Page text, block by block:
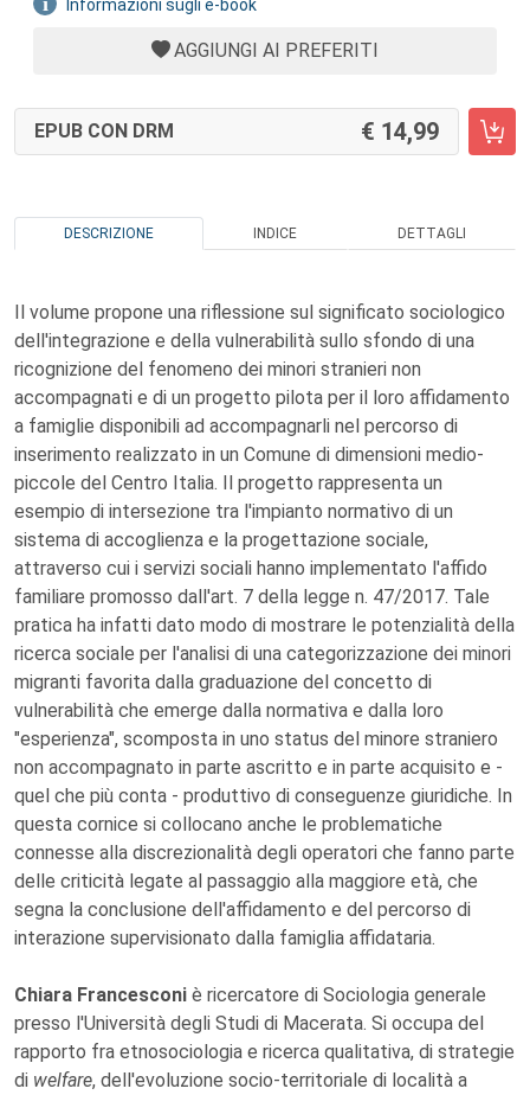
Informazioni sugli e-book
AGGIUNGI AI PREFERITI
EPUB CON DRM 14,99
DESCRIZIONE INDICE DETTAGLI
Il volume propone una riflessione sul significato sociologico
dell'integrazione e della vulnerabilità sullo sfondo di una
ricognizione del fenomeno dei minori stranieri non
accompagnati e di un progetto pilota per il loro affidamento
a famiglie disponibili ad accompagnarli nel percorso di
inserimento realizzato in un Comune di dimensioni medio-
piccole del Centro Italia. Il progetto rappresenta un
esempio di intersezione tra l'impianto normativo di un
sistema di accoglienza e la progettazione sociale,
attraverso cui i servizi sociali hanno implementato l'affido
familiare promosso dall'art. 7 della legge n. 47/2017. Tale
pratica ha infatti dato modo di mostrare le potenzialità della
ricerca sociale per l'analisi di una categorizzazione dei minori
migranti favorita dalla graduazione del concetto di
vulnerabilità che emerge dalla normativa e dalla loro
"esperienza", scomposta in uno status del minore straniero
non accompagnato in parte ascritto e in parte acquisito e -
quel che più conta - produttivo di conseguenze giuridiche. In
questa cornice si collocano anche le problematiche
connesse alla discrezionalità degli operatori che fanno parte
delle criticità legate al passaggio alla maggiore età, che
segna la conclusione dell'affidamento e del percorso di
interazione supervisionato dalla famiglia affidataria.
Chiara Francesconi è ricercatore di Sociologia generale
presso l'Università degli Studi di Macerata. Si occupa del
rapporto fra etnosociologia e ricerca qualitativa, di strategie
di welfare, dell'evoluzione socio-territoriale di località a